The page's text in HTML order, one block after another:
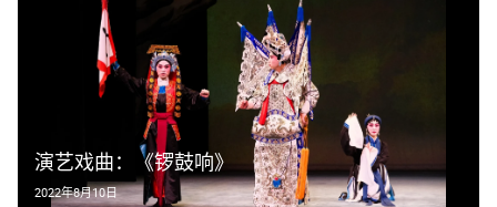
演艺戏曲：《锣鼓响》
2022年8月10日